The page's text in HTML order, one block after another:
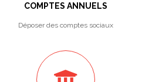
COMPTES ANNUELS
Déposer des comptes sociaux